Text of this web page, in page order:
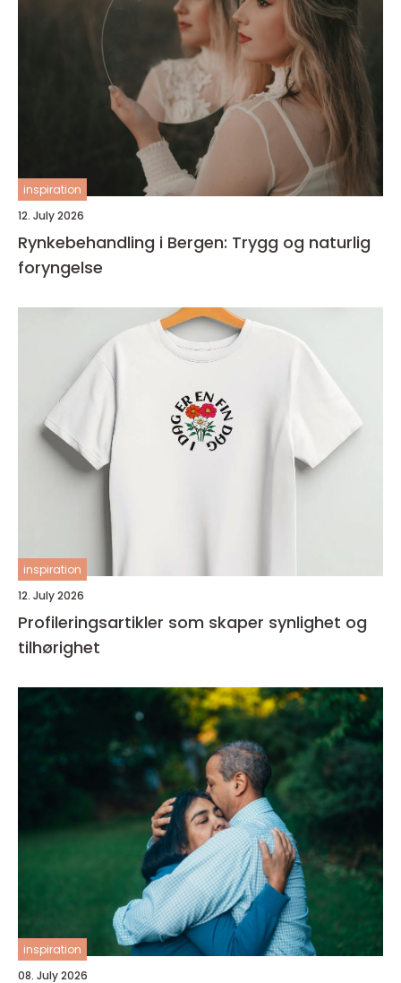
inspiration
12. July 2026
Rynkebehandling i Bergen: Trygg og naturlig
foryngelse
inspiration
12. July 2026
Profileringsartikler som skaper synlighet og
tilhørighet
inspiration
08. July 2026